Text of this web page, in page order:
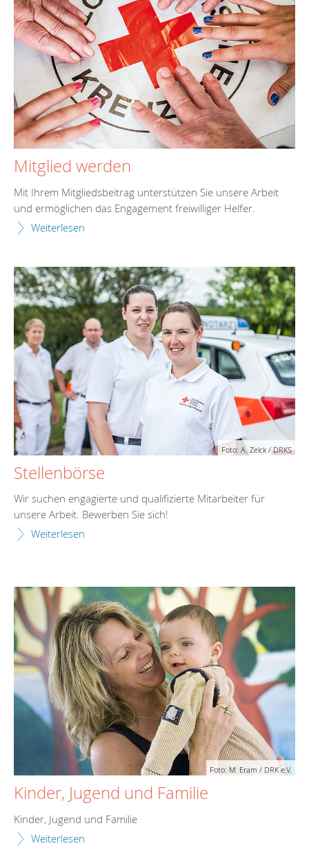
Mitglied werden
Mit Ihrem Mitgliedsbeitrag unterstützen Sie unsere Arbeit
und ermöglichen das Engagement freiwilliger Helfer.
Weiterlesen
Foto: A. Zelck / DRKS
Stellenbörse
Wir suchen engagierte und qualifizierte Mitarbeiter für
unsere Arbeit. Bewerben Sie sich!
Weiterlesen
Foto: M. Eram / DRK e.V.
Kinder, Jugend und Familie
Kinder, Jugend und Familie
Weiterlesen